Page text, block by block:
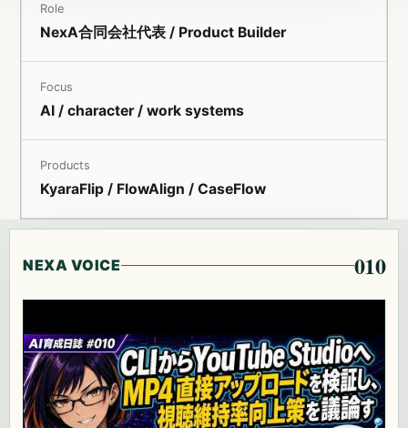
Role
NexA合同会社代表 / Product Builder
Focus
AI / character / work systems
Products
KyaraFlip / FlowAlign / CaseFlow
NEXA VOICE 010